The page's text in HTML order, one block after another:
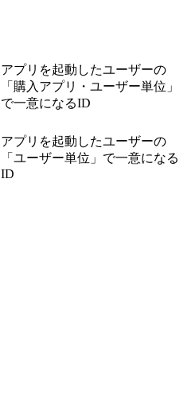
アプリを起動したユーザーの
「購入アプリ・ユーザー単位」
で一意になるID
アプリを起動したユーザーの
「ユーザー単位」で一意になる
ID